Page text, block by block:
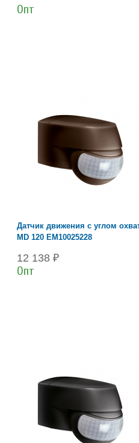
Опт
Датчик движения с углом
MD 120 EM10025228
12 138 ₽
Опт